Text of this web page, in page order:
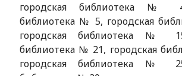
городская библиотека №
библиотека № 5, городская
городская библиотека №
библиотека № 21, городская
городская библиотека №